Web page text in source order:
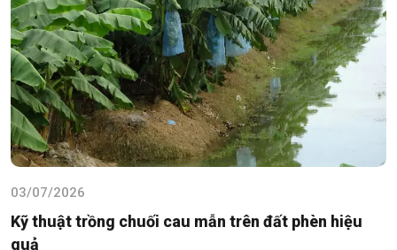
03/07/2026
Kỹ thuật trồng chuối cau mẫn trên đất phèn hiệu
quả